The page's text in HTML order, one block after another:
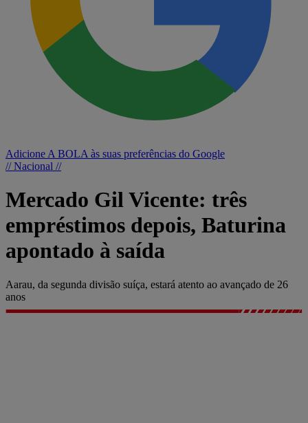
Adicione A BOLA às suas preferências do Google
// Nacional //
Mercado Gil Vicente: três
empréstimos depois, Baturina
apontado à saída
Aarau, da segunda divisão suíça, estará atento ao avançado de 26
anos